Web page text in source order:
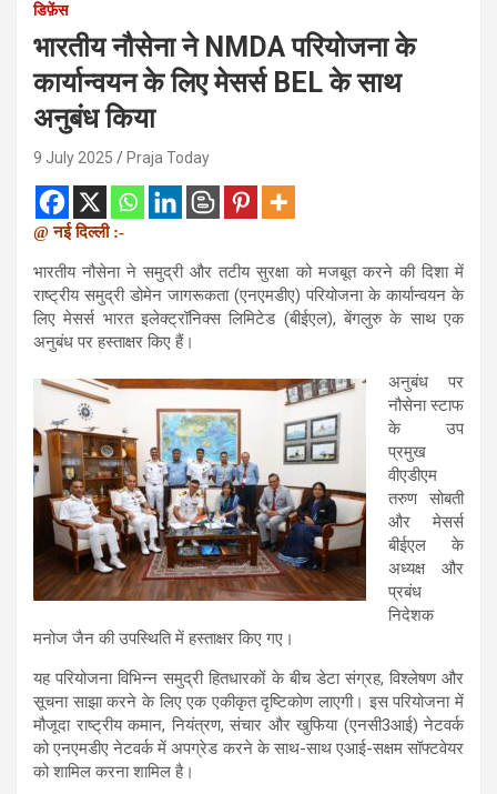
डिफ़ेंस
भारतीय नौसेना ने NMDA परियोजना के
कार्यान्वयन के लिए मेसर्स BEL के साथ
अनुबंध किया
9 July 2025 Praja Today
@ नई दिल्ली :-
भारतीय नौसेना ने समुद्री और तटीय सुरक्षा को मजबूत करने की दिशा में
राष्ट्रीय समुद्री डोमेन जागरूकता (एनएमडीए) परियोजना के कार्यान्वयन के
लिए मेसर्स भारत इलेक्ट्रॉनिक्स लिमिटेड (बीईएल), बेंगलुरु के साथ एक
अनुबंध पर हस्ताक्षर किए हैं।
अनुबंध पर
नौसेना स्टाफ
के उप
प्रमुख
वीएडीएम
तरुण सोबती
और मेसर्स
बीईएल के
अध्यक्ष और
प्रबंध
निदेशक
मनोज जैन की उपस्थिति में हस्ताक्षर किए गए।
यह परियोजना विभिन्न समुद्री हितधारकों के बीच डेटा संग्रह, विश्लेषण और
सूचना साझा करने के लिए एक एकीकृत दृष्टिकोण लाएगी। इस परियोजना में
मौजूदा राष्ट्रीय कमान, नियंत्रण, संचार और खुफिया (एनसी3आई) नेटवर्क
को एनएमडीए नेटवर्क में अपग्रेड करने के साथ-साथ एआई-सक्षम सॉफ्टवेयर
को शामिल करना शामिल है।